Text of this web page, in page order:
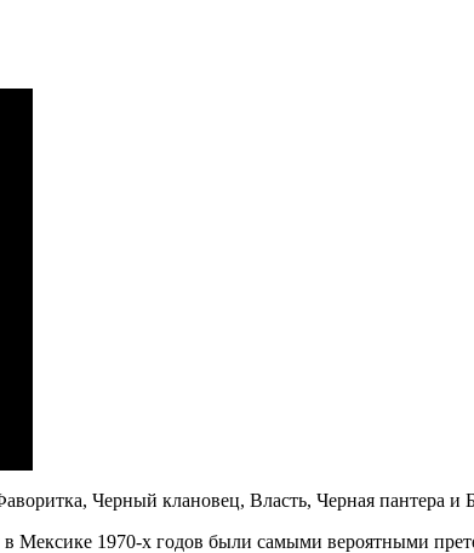
Черный клановец, Власть, Черная пантера и
Мексике 1970-х годов были самыми вероятными